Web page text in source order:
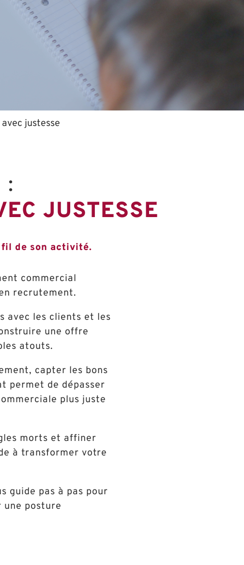
justesse
:
JUSTESSE
de son activité.
commercial
recrutement.
avec les clients et les
une offre
atouts.
capter les bons
permet de dépasser
plus juste
morts et affiner
à transformer votre
guide pas à pas pour
posture